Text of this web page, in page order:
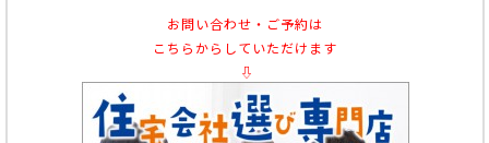
お問い合わせ・ご予約は
こちらからしていただけます
⇩